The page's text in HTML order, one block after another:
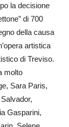
la decisione
di 700
della causa
artistica
di Treviso.
molto
Sara Paris,
Gas­parini,